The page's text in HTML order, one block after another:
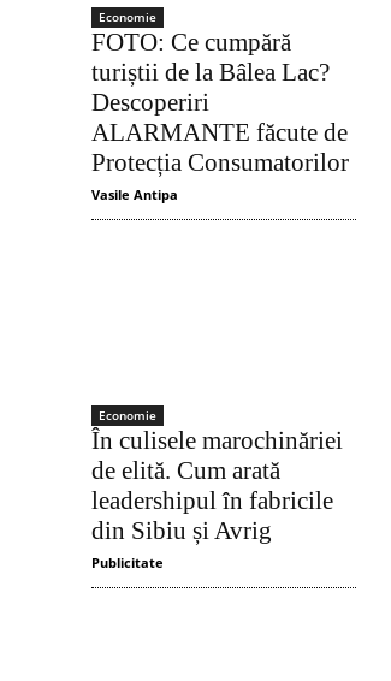
Economie
FOTO: Ce cumpără
turiștii de la Bâlea Lac?
Descoperiri
ALARMANTE făcute de
Protecția Consumatorilor
Vasile Antipa
Economie
În culisele marochinăriei
de elită. Cum arată
leadershipul în fabricile
din Sibiu și Avrig
Publicitate